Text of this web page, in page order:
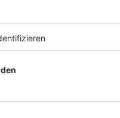
Blackout stoppt
Apnoetaucher
Tiefenrekord
ohnmächtig:
Marinković taucht